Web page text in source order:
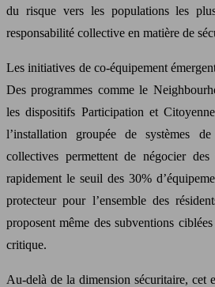
du risque vers les populations les
responsabilité collective en matière de
Les initiatives de co-équipement
Des programmes comme le
les dispositifs Participation et
l’installation groupée de systèmes
collectives permettent de négocier
rapidement le seuil des 30%
protecteur pour l’ensemble des
proposent même des subventions
critique.
Au-delà de la dimension sécuritaire, cet